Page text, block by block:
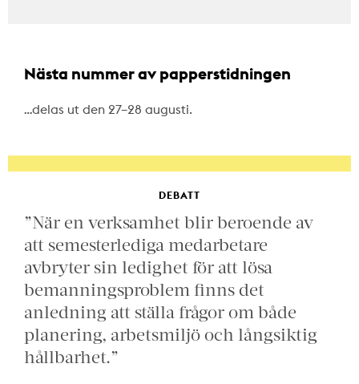
Nästa nummer av papperstidningen
…delas ut den 27–28 augusti.
DEBATT
”När en verksamhet blir beroende av
att semesterlediga medarbetare
avbryter sin ledighet för att lösa
bemanningsproblem finns det
anledning att ställa frågor om både
planering, arbetsmiljö och långsiktig
hållbarhet.”